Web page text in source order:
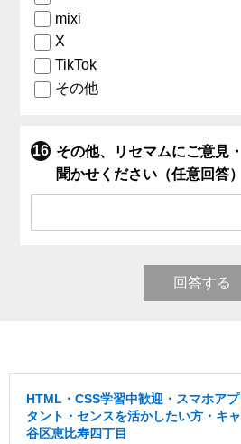
mixi
X
TikTok
その他
その他、リセマムにご意見
聞かせください（任意回答）
回答する
HTML・CSS学習中歓迎・スマホア
タント・センスを活かしたい方・キ
谷区恵比寿四丁目